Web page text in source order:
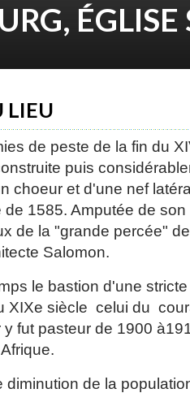
LIEU
de peste de la fin du
puis
choeur et d'une nef
1585. Amputée de
de la "grande percée"
Salomon.
le bastion d'une
XIXe siècle celui du
y fut pasteur de 1900
diminution de la